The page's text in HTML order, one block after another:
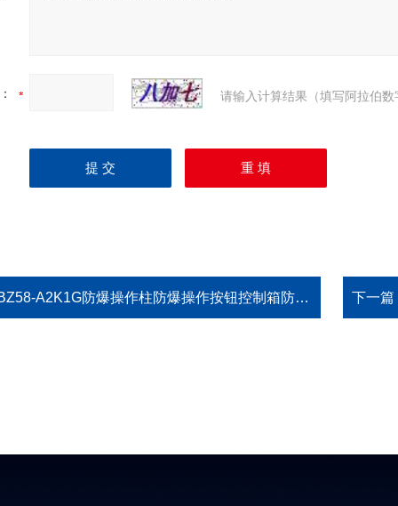
请输入计算结果（填写阿拉伯
A2K1G防爆操作柱防爆操作按钮控制箱防爆就地控制箱LBZ58-A2K1G 下一篇